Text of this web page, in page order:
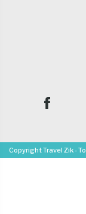
Copyright Travel Zik -